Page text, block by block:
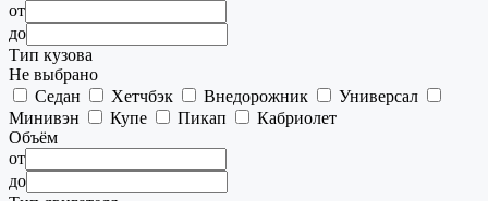
от
до
Тип кузова
Не выбрано
Седан
Хетчбэк Внедорожник
Универсал
Минивэн
Купе Пикап
Кабриолет
Объём
от
до